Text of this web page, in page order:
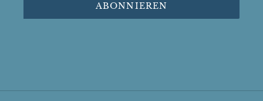
ABONNIEREN